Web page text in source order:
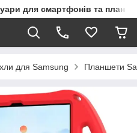
для смартфонів та
для Samsung Планшети